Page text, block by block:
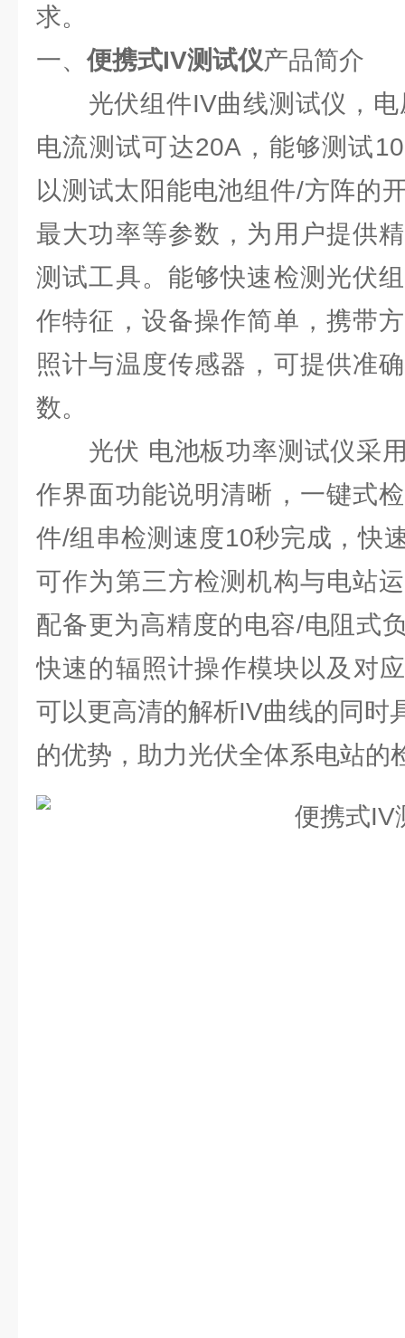
求。
一、便携式IV测试仪产品简介
光伏组件IV曲线测试仪，电
电流测试可达20A，能够测试
以测试太阳能电池组件/方阵的
最大功率等参数，为用户提供
测试工具。能够快速检测光伏
作特征，设备操作简单，携带
照计与温度传感器，可提供准
数。
光伏 电池板功率测试仪采⽤
作界⾯功能说明清晰，⼀键式
件/组串检测速度10秒完成，快
可作为第三⽅检测机构与电站
配备更为⾼精度的电容/电阻式
快速的辐照计操作模块以及对
可以更⾼清的解析IV曲线的同时
的优势，助⼒光伏全体系电站的